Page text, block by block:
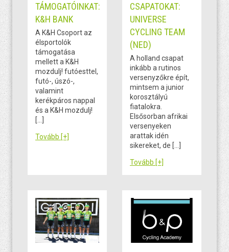
TÁMOGATÓINKAT:
K&H BANK
A K&H Csoport az
élsportolók
támogatása
mellett a K&H
mozdulj! futóesttel,
futó-, úszó-,
valamint
kerékpáros nappal
és a K&H mozdulj!
[…]
Tovább [+]
CSAPATOKAT:
UNIVERSE
CYCLING TEAM
(NED)
A holland csapat
inkább a rutinos
versenyzőkre épít,
mintsem a junior
korosztályú
fiatalokra.
Elsősorban afrikai
versenyeken
arattak idén
sikereket, de […]
Tovább [+]